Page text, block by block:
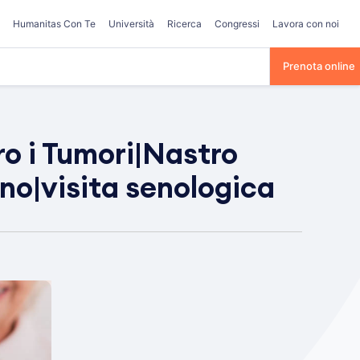
Humanitas Con Te Università Ricerca Congressi Lavora con noi
Prenota online
i Tumori|Nastro
senologica